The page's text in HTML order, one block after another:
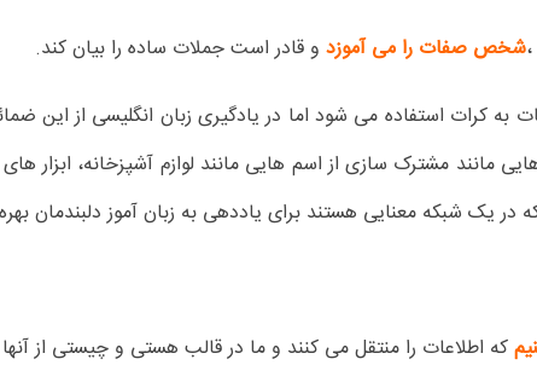
شخص صفات را می آموزد و قادر است جملات ساده را بیان کند.
به کرات استفاده می شود اما در یادگیری زبان انگلیسی از این
مانند مشترک سازی از اسم هایی مانند لوازم آشپزخانه، ابزار
در یک شبکه معنایی هستند برای یاددهی به زبان آموز دلبندمان
که اطلاعات را منتقل می کنند و ما در قالب هستی و چیستی از